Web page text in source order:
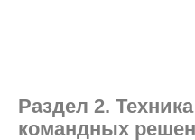
Раздел 2.
командных